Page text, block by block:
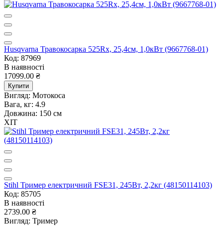
Husqvarna Травокосарка 525Rx, 25,4см, 1,0кВт (9667768-01)
Код: 87969
В наявності
17099.00 ₴
Купити
Вигляд: Мотокоса
Вага, кг: 4.9
Довжина: 150 см
ХІТ
Stihl Тример електричний FSE31, 245Вт, 2,2кг (48150114103)
Код: 85705
В наявності
2739.00 ₴
Вигляд: Тример